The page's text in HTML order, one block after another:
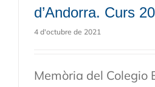
d’Andorra. Curs
4 d'octubre de 2021
Memòria del Colegio